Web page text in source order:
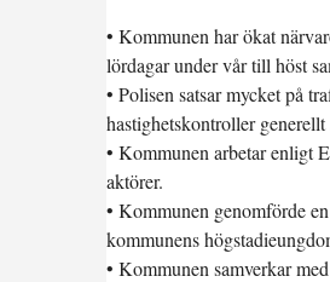
• Kommunen har ökat
lördagar under vår till höst
• Polisen satsar mycket på
hastighetskontroller
• Kommunen arbetar enligt
aktörer.
• Kommunen genomförde
kommunens
• Kommunen samverkar